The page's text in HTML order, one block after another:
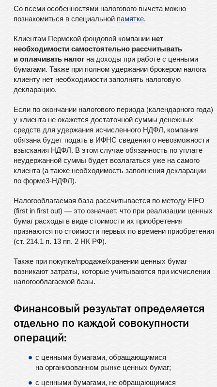
Со всеми особенностями налогового вычета можно
познакомиться в специальной памятке.
Клиентам Пермской фондовой компании нет
необходимости самостоятельно рассчитывать
и оплачивать налог на доходы при работе с ценными
бумагами. Также при полном удержании брокером налога
клиенту нет необходимости заполнять налоговую
декларацию.
Если по окончании налогового периода (календарного года)
у клиента не окажется достаточной суммы денежных
средств для удержания исчисленного НДФЛ, компания
обязана будет подать в ИФНС сведения о невозможности
взыскания НДФЛ. В этом случае обязанность по уплате
неудержанной суммы будет возлагаться уже на самого
клиента (а также необходимость заполнения декларации
по форме3-НДФЛ).
Налогооблагаемая база рассчитывается по методу FIFO
(first in first out) — это означает, что при реализации ценных
бумаг расходы в виде стоимости их приобретения
признаются по стоимости первых по времени приобретения
(ст. 214.1 п. 13 пп. 2 НК РФ).
Также при покупке/продаже/хранении ценных бумаг
возникают затраты, которые учитываются при исчислении
налогооблагаемой базы.
Финансовый результат определяется
отдельно по каждой совокупности
операций:
с ценными бумагами, обращающимися
на организованном рынке ценных бумаг;
с ценными бумагами, не обращающимися